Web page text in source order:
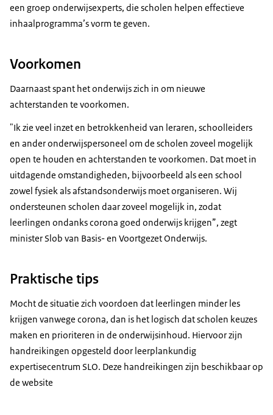
een groep onderwijsexperts, die scholen helpen effectieve
inhaalprogramma’s vorm te geven.
Voorkomen
Daarnaast spant het onderwijs zich in om nieuwe
achterstanden te voorkomen.
"Ik zie veel inzet en betrokkenheid van leraren, schoolleiders
en ander onderwijspersoneel om de scholen zoveel mogelijk
open te houden en achterstanden te voorkomen. Dat moet in
uitdagende omstandigheden, bijvoorbeeld als een school
zowel fysiek als afstandsonderwijs moet organiseren. Wij
ondersteunen scholen daar zoveel mogelijk in, zodat
leerlingen ondanks corona goed onderwijs krijgen”, zegt
minister Slob van Basis- en Voortgezet Onderwijs.
Praktische tips
Mocht de situatie zich voordoen dat leerlingen minder les
krijgen vanwege corona, dan is het logisch dat scholen keuzes
maken en prioriteren in de onderwijsinhoud. Hiervoor zijn
handreikingen opgesteld door leerplankundig
expertisecentrum SLO. Deze handreikingen zijn beschikbaar op
de website